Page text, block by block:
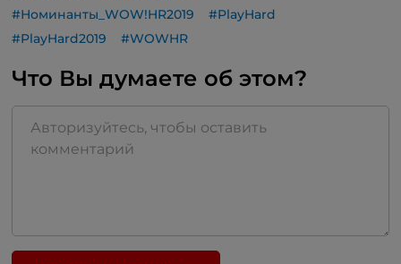
#Номинанты_WOW!HR2019
#PlayHard
#PlayHard2019
#WOWHR
Что Вы думаете об этом?